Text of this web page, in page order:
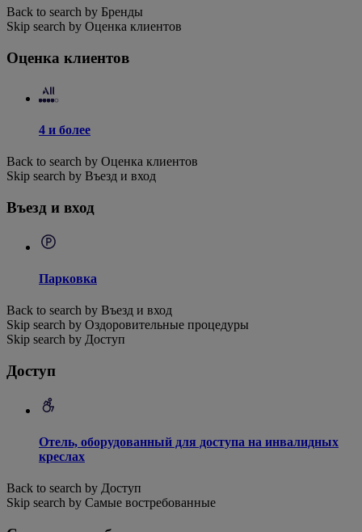
Back to search by Бренды
Skip search by Оценка клиентов
Оценка клиентов
4 и более
Back to search by Оценка клиентов
Skip search by Въезд и вход
Въезд и вход
Парковка
Back to search by Въезд и вход
Skip search by Оздоровительные процедуры
Skip search by Доступ
Доступ
Отель, оборудованный для доступа на инвалидных
креслах
Back to search by Доступ
Skip search by Самые востребованные